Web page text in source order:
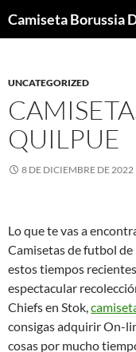
Camiseta Borussia
UNCATEGORIZED
QUILPUE
8 DE DICIEMBRE DE 2022
Lo que te vas a
Camisetas de futbol de
estos tiempos
espectacular
Chiefs en Stok,
consigas adquirir On-
cosas por mucho